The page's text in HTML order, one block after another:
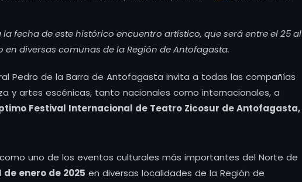
fecha de este histórico encuentro artístico, que será entre el 25 al
en diversas comunas de la Región de Antofagasta.
Pedro de la Barra de Antofagasta invita a todas las compañías
y artes escénicas, tanto nacionales como internacionales, a
Festival Internacional de Teatro Zicosur de Antofagasta,
uno de los eventos culturales más importantes del Norte de
de enero de 2025 en diversas localidades de la Región de